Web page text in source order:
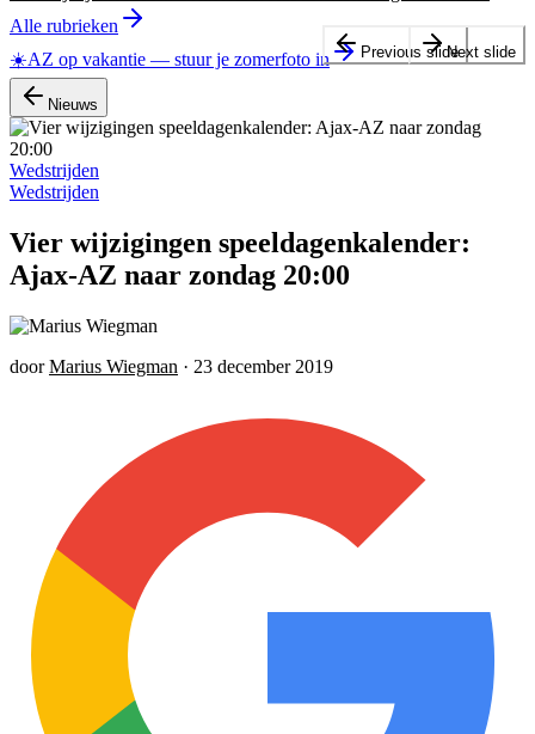
Alle rubrieken
☀️AZ op vakantie — stuur je zomerfoto in
Nieuws
Wedstrijden
Wedstrijden
Vier wijzigingen speeldagenkalender:
Ajax-AZ naar zondag 20:00
door Marius Wiegman · 23 december 2019
Previous slideNext slide